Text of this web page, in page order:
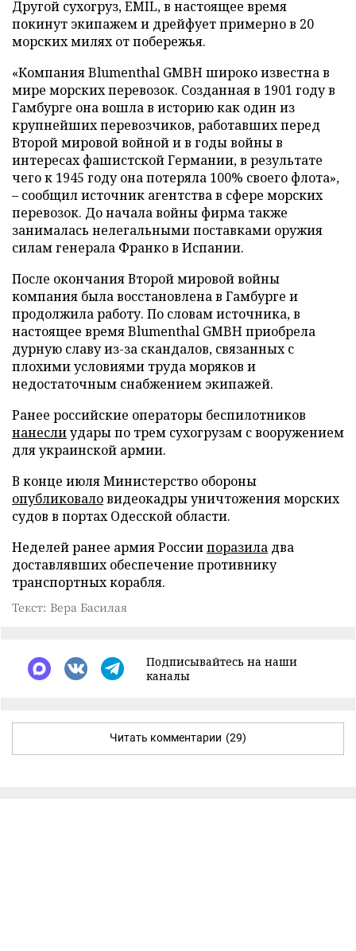
Другой сухогруз, EMIL, в настоящее время
покинут экипажем и дрейфует примерно в 20
морских милях от побережья.
«Компания Blumenthal GMBH широко известна в
мире морских перевозок. Созданная в 1901 году в
Гамбурге она вошла в историю как один из
крупнейших перевозчиков, работавших перед
Второй мировой войной и в годы войны в
интересах фашистской Германии, в результате
чего к 1945 году она потеряла 100% своего флота»,
– сообщил источник агентства в сфере морских
перевозок. До начала войны фирма также
занималась нелегальными поставками оружия
силам генерала Франко в Испании.
После окончания Второй мировой войны
компания была восстановлена в Гамбурге и
продолжила работу. По словам источника, в
настоящее время Blumenthal GMBH приобрела
дурную славу из-за скандалов, связанных с
плохими условиями труда моряков и
недостаточным снабжением экипажей.
Ранее российские операторы беспилотников
нанеслиудары по трем сухогрузам с вооружением
для украинской армии.
В конце июля Министерство обороны
опубликоваловидеокадры уничтожения морских
судов в портах Одесской области.
Неделей ранее армия Россиипоразила два
доставлявших обеспечение противнику
транспортных корабля.
Текст: Вера Басилая
Подписывайтесь на наши
каналы
Читать комментарии (29)